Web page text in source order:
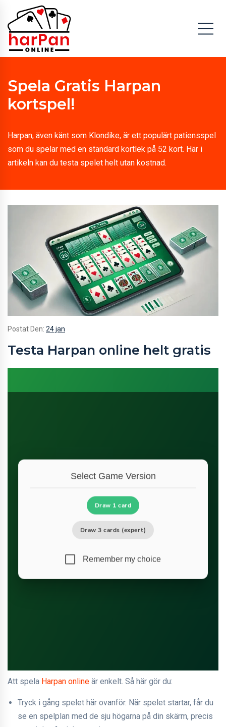
Spela Gratis Harpan
kortspel!
Harpan, även känt som Klondike, är ett populärt patiensspel
som du spelar med en standard kortlek på 52 kort. Här i
artikeln kan du testa spelet helt utan kostnad.
Postat Den: 24 jan
Testa Harpan online helt gratis
Att spela Harpan online är enkelt. Så här gör du:
Tryck i gång spelet här ovanför. När spelet startar, får du
se en spelplan med de sju högarna på din skärm, precis